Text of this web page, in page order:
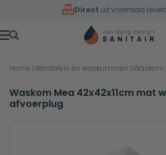
Overslaan naar inhoud
Direct uit voorraad
Menu
Home Wastafels en waskommen Waskom
Waskom Mea 42x42x11cm mat
afvoerplug